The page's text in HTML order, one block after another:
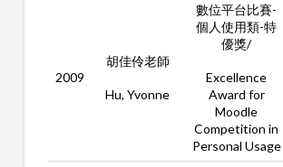
2009
胡佳伶老師
Hu, Yvonne
數位平台比賽-
個人使用類-特
優獎/
Excellence
Award for
Moodle
Competition in
Personal Usage